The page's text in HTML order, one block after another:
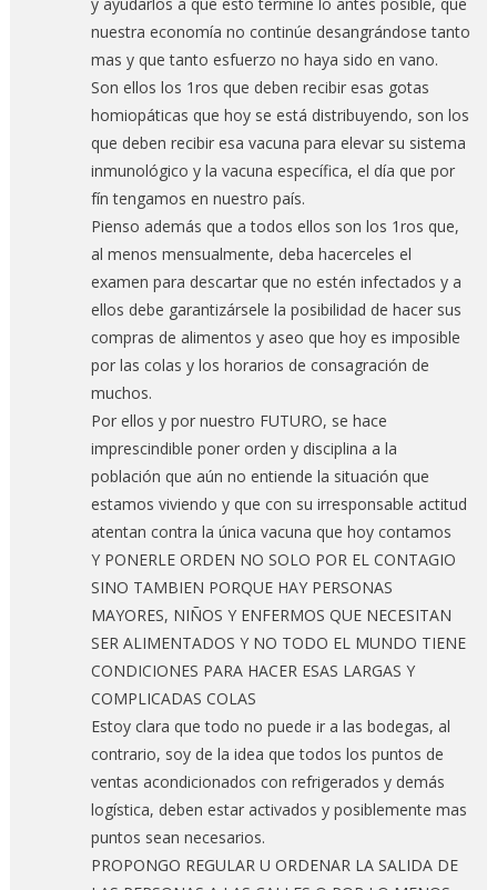
nuestra economía no continúe desangrándose tanto
mas y que tanto esfuerzo no haya sido en vano.
Son ellos los 1ros que deben recibir esas gotas
homiopáticas que hoy se está distribuyendo, son los
que deben recibir esa vacuna para elevar su sistema
inmunológico y la vacuna específica, el día que por
fín tengamos en nuestro país.
Pienso además que a todos ellos son los 1ros que,
al menos mensualmente, deba hacerceles el
examen para descartar que no estén infectados y a
ellos debe garantizársele la posibilidad de hacer sus
compras de alimentos y aseo que hoy es imposible
por las colas y los horarios de consagración de
muchos.
Por ellos y por nuestro FUTURO, se hace
imprescindible poner orden y disciplina a la
población que aún no entiende la situación que
estamos viviendo y que con su irresponsable actitud
atentan contra la única vacuna que hoy contamos
Y PONERLE ORDEN NO SOLO POR EL CONTAGIO
SINO TAMBIEN PORQUE HAY PERSONAS
MAYORES, NIÑOS Y ENFERMOS QUE NECESITAN
SER ALIMENTADOS Y NO TODO EL MUNDO TIENE
CONDICIONES PARA HACER ESAS LARGAS Y
COMPLICADAS COLAS
Estoy clara que todo no puede ir a las bodegas, al
contrario, soy de la idea que todos los puntos de
ventas acondicionados con refrigerados y demás
logística, deben estar activados y posiblemente mas
puntos sean necesarios.
PROPONGO REGULAR U ORDENAR LA SALIDA DE